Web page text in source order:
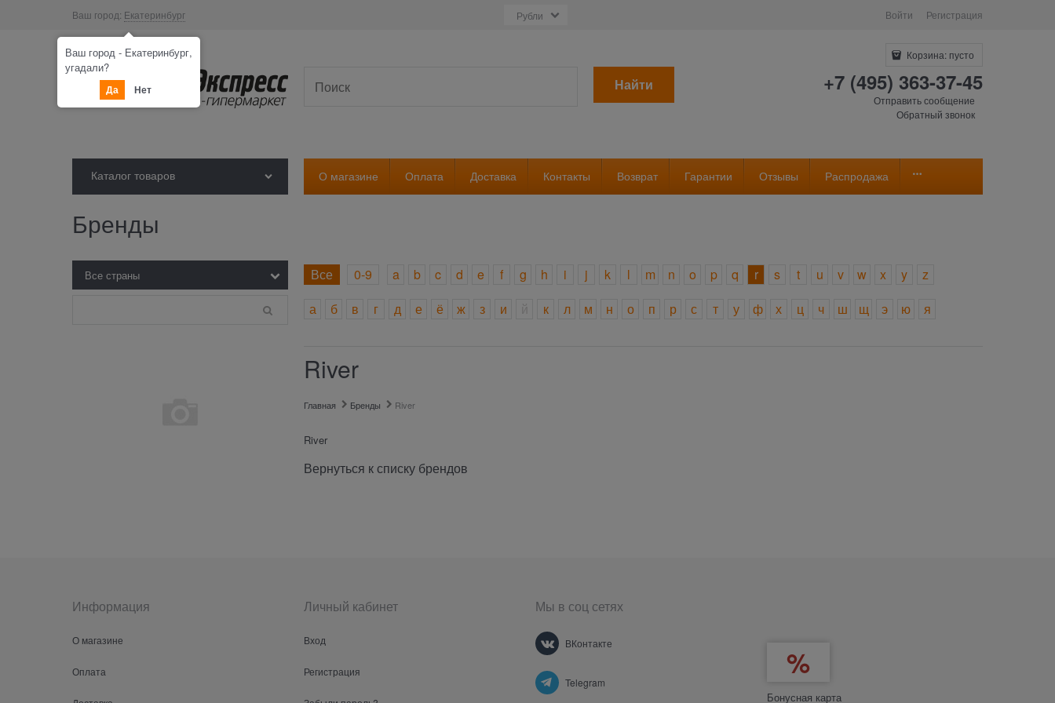
Ваш город: Екатеринбург Войти Регистрация
Найти
Корзина: пусто
+7 (495) 363-37-45
Отправить сообщение
Обратный звонок
Каталог товаров О магазине Оплата Доставка Контакты Возврат Гарантии Отзывы Распродажа
Бренды
Все 0-9 a b c d e f g h i j k l m n o p q r s t u v w x y
z
а
б в г д е ё ж з и к л м н о п р с т у ф х ц ч ш щ э ю я
River
Главная Бренды River
River
Вернуться к списку брендов
Информация
О магазине
Оплата
Личный кабинет
Вход
Регистрация
Мы в соц сетях
ВКонтакте
Telegram
Бонусная карта
Ваш город - Екатеринбург,
угадали?
Да Нет